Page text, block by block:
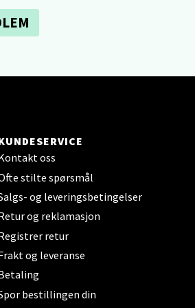
oss
stilte spørsmål
og leveringsbetingelser
og reklamasjon
retur
og leveranse
bestillingen din